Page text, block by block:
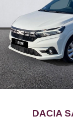
DACIA